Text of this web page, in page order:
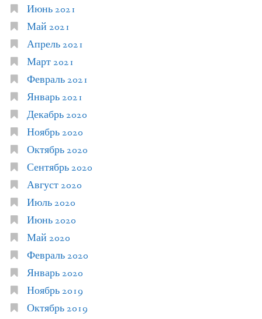
Июнь 2021
Май 2021
Апрель 2021
Март 2021
Февраль 2021
Январь 2021
Декабрь 2020
Ноябрь 2020
Октябрь 2020
Сентябрь 2020
Август 2020
Июль 2020
Июнь 2020
Май 2020
Февраль 2020
Январь 2020
Ноябрь 2019
Октябрь 2019